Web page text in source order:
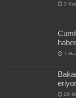
3
7
eriyor
29